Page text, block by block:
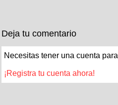
Deja tu comentario
Necesitas tener una cuenta
¡Registra tu cuenta ahora!